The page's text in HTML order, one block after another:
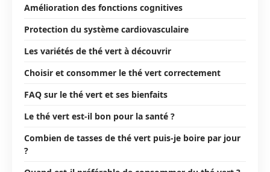
Amélioration des fonctions cognitives
Protection du système cardiovasculaire
Les variétés de thé vert à découvrir
Choisir et consommer le thé vert correctement
FAQ sur le thé vert et ses bienfaits
Le thé vert est-il bon pour la santé ?
Combien de tasses de thé vert puis-je boire par jour
?